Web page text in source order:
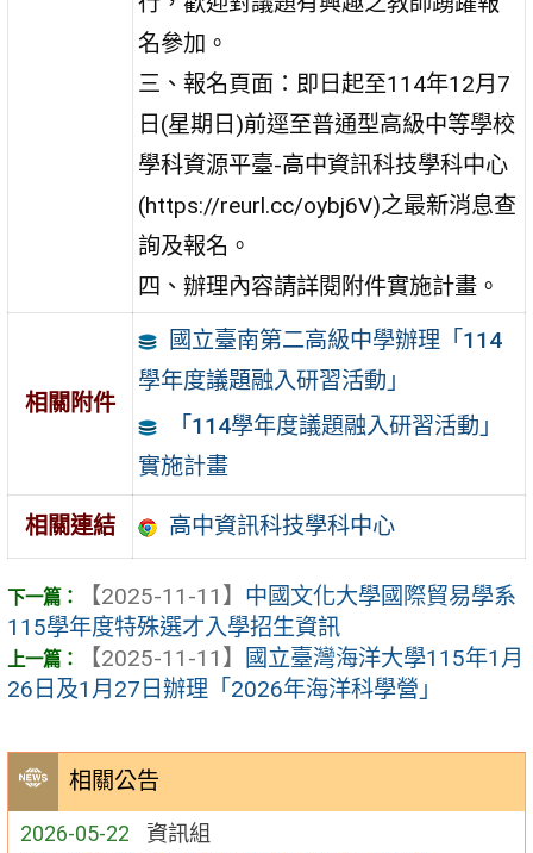
相關公告
2026-05-22 資訊組
名參加。
三、報名頁面：即日起至114年12月7
日(星期日)前逕至普通型高級中等學校
學科資源平臺-高中資訊科技學科中心
(https://reurl.cc/oybj6V)之最新消息查
詢及報名。
四、辦理內容請詳閱附件實施計畫。
相關附件
國立臺南第二高級中學辦理「114
學年度議題融入研習活動」
「114學年度議題融入研習活動」
實施計畫
相關連結 高中資訊科技學科中心
【2025-11-11】 中國文化大學國際貿易學系
115學年度特殊選才入學招生資訊
【2025-11-11】
國立臺灣海洋大學115年1月
26日及1月27日辦理「2026年海洋科學營」